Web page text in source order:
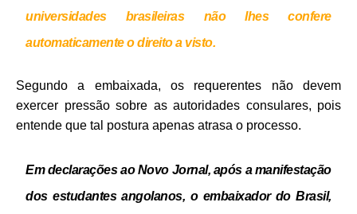
universidades brasileiras não lhes confere
automaticamente o direito a visto.
Segundo a embaixada, os requerentes não devem
exercer pressão sobre as autoridades consulares, pois
entende que tal postura apenas atrasa o processo.
Em declarações ao Novo Jornal, após a manifestação
dos estudantes angolanos, o embaixador do Brasil,